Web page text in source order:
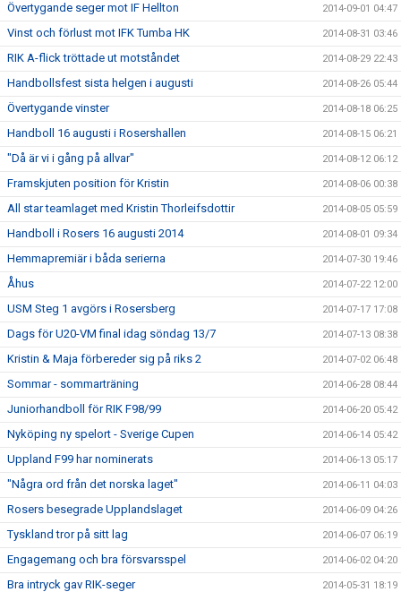
Övertygande seger mot IF Hellton 2014-09-01 04:47
Vinst och förlust mot IFK Tumba HK 2014-08-31 03:46
RIK A-flick tröttade ut motståndet 2014-08-29 22:43
Handbollsfest sista helgen i augusti 2014-08-26 05:44
Övertygande vinster 2014-08-18 06:25
Handboll 16 augusti i Rosershallen 2014-08-15 06:21
"Då är vi i gång på allvar" 2014-08-12 06:12
Framskjuten position för Kristin 2014-08-06 00:38
All star teamlaget med Kristin Thorleifsdottir 2014-08-05 05:59
Handboll i Rosers 16 augusti 2014 2014-08-01 09:34
Hemmapremiär i båda serierna 2014-07-30 19:46
Åhus 2014-07-22 12:00
USM Steg 1 avgörs i Rosersberg 2014-07-17 17:08
Dags för U20-VM final idag söndag 13/7 2014-07-13 08:38
Kristin & Maja förbereder sig på riks 2 2014-07-02 06:48
Sommar - sommarträning 2014-06-28 08:44
Juniorhandboll för RIK F98/99 2014-06-20 05:42
Nyköping ny spelort - Sverige Cupen 2014-06-14 05:42
Uppland F99 har nominerats 2014-06-13 05:17
"Några ord från det norska laget" 2014-06-11 04:03
Rosers besegrade Upplandslaget 2014-06-09 04:26
Tyskland tror på sitt lag 2014-06-07 06:19
Engagemang och bra försvarsspel 2014-06-02 04:20
Bra intryck gav RIK-seger 2014-05-31 18:19